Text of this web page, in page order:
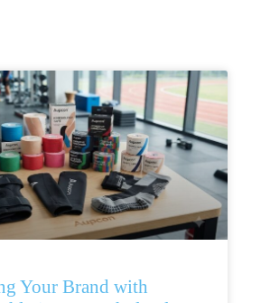
Your Brand with